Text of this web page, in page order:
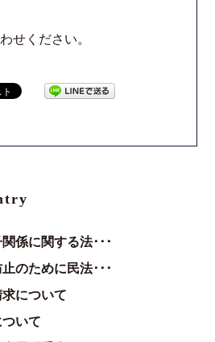
せください。
係に関する法･･･
のために民法･･･
について
いて